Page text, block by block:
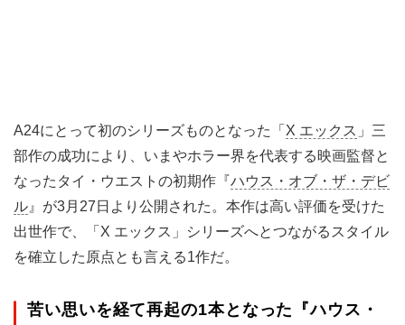
A24にとって初のシリーズものとなった「 X エックス 」三
部作の成功により、いまやホラー界を代表する映画監督と
なったタイ・ウエストの初期作『ハウス・オブ・ザ・デビ
ル 』が3月27日より公開された。本作は高い評価を受けた
出世作で、「X エックス」シリーズへとつながるスタイル
を確立した原点とも言える1作だ。
苦い思いを経て再起の1本となった『ハウス・